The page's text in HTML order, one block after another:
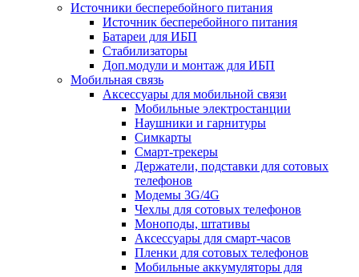
Источники бесперебойного питания
Источник бесперебойного питания
Батареи для ИБП
Стабилизаторы
Доп.модули и монтаж для ИБП
Мобильная связь
Аксессуары для мобильной связи
Мобильные электростанции
Наушники и гарнитуры
Симкарты
Смарт-трекеры
Держатели, подставки для сотовых
телефонов
Модемы 3G/4G
Чехлы для сотовых телефонов
Моноподы, штативы
Аксессуары для смарт-часов
Пленки для сотовых телефонов
Мобильные аккумуляторы для